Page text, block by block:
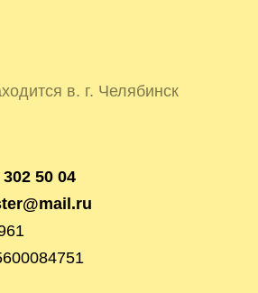
в. г. Челябинск
50 04